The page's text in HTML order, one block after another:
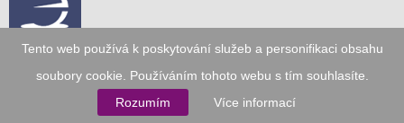
Tento web používá k poskytování služeb a personifikaci obsahu
soubory cookie. Používáním tohoto webu s tím souhlasíte.
Rozumím
Více informací
Již od roku 2010